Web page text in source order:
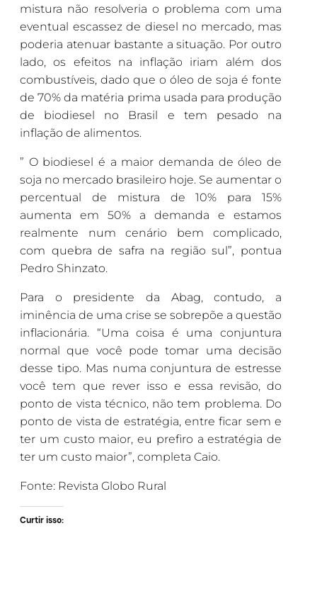
mistura não resolveria o problema com uma
eventual escassez de diesel no mercado, mas
poderia atenuar bastante a situação. Por outro
lado, os efeitos na inflação iriam além dos
combustíveis, dado que o óleo de soja é fonte
de 70% da matéria prima usada para produção
de biodiesel no Brasil e tem pesado na
inflação de alimentos.
” O biodiesel é a maior demanda de óleo de
soja no mercado brasileiro hoje. Se aumentar o
percentual de mistura de 10% para 15%
aumenta em 50% a demanda e estamos
realmente num cenário bem complicado,
com quebra de safra na região sul”, pontua
Pedro Shinzato.
Para o presidente da Abag, contudo, a
iminência de uma crise se sobrepõe a questão
inflacionária. “Uma coisa é uma conjuntura
normal que você pode tomar uma decisão
desse tipo. Mas numa conjuntura de estresse
você tem que rever isso e essa revisão, do
ponto de vista técnico, não tem problema. Do
ponto de vista de estratégia, entre ficar sem e
ter um custo maior, eu prefiro a estratégia de
ter um custo maior”, completa Caio.
Fonte: Revista Globo Rural
Curtir isso: